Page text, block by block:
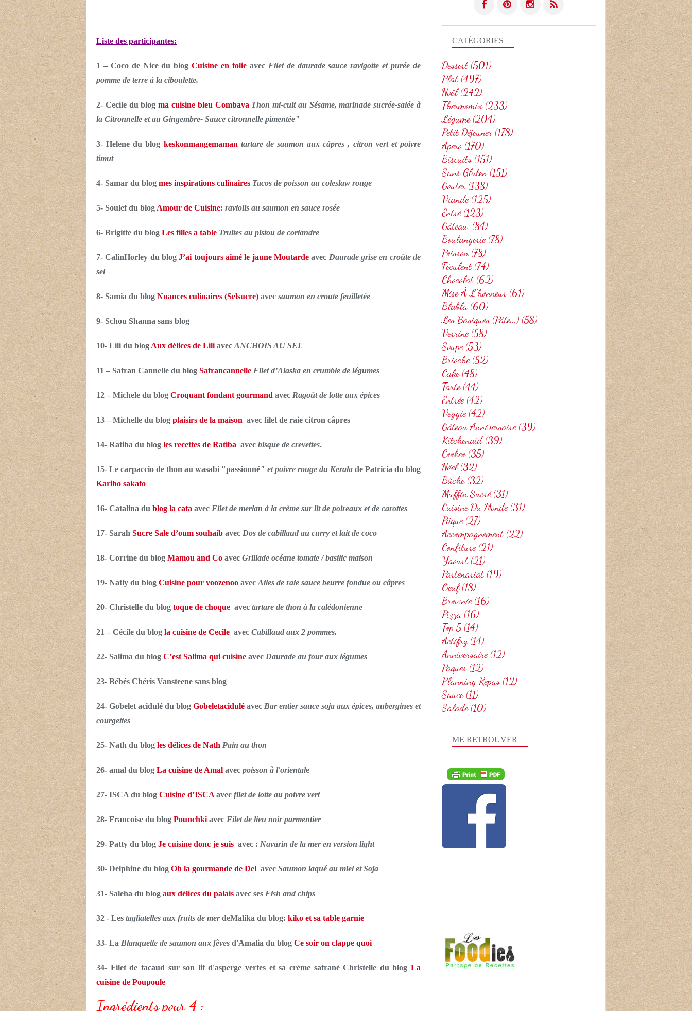
Liste des participantes:
1 – Coco de Nice du blogCuisine en folie avec Filet de daurade sauce ravigotte et purée de
pomme de terre à la ciboulette.
2- Cecile du blogma cuisine bleu Combava Thon mi-cuit au Sésame, marinade sucrée-salée à
la Citronnelle et au Gingembre- Sauce citronnelle pimentée"
3- Helene du blog keskonmangemaman tartare de saumon aux câpres , citron vert et poivre
timut
4- Samar du blog mes inspirations culinaires Tacos de poisson au coleslaw rouge
5- Soulef du blog Amour de Cuisine: raviolis au saumon en sauce rosée
6- Brigitte du blog Les filles a table Truites au pistou de coriandre
7- CalinHorley du blog J’ai toujours aimé le jaune Moutarde avec Daurade grise en croûte de
sel
8- Samia du blog Nuances culinaires (Selsucre) avec saumon en croute feuilletée
9- Schou Shanna sans blog
10- Lili du blog Aux délices de Lili avec ANCHOIS AU SEL
11 – Safran Cannelle du blog Safrancannelle Filet d’Alaska en crumble de légumes
12 – Michele du blog Croquant fondant gourmand avec Ragoût de lotte aux épices
13 – Michelle du blog plaisirs de la maison avec filet de raie citron câpres
14- Ratiba du blog les recettes de Ratiba avec bisque de crevettes.
15- Le carpaccio de thon au wasabi "passionné" et poivre rouge du Keralade Patricia du blog
Karibo sakafo
16- Catalina du blog la cata avec Filet de merlan à la crème sur lit de poireaux et de carottes
17- Sarah Sucre Sale d’oum souhaib avec Dos de cabillaud au curry et lait de coco
18- Corrine du blog Mamou and Co avec Grillade océane tomate / basilic maison
19- Natly du blog Cuisine pour voozenoo avec Ailes de raie sauce beurre fondue ou câpres
20- Christelle du blog toque de choque avec tartare de thon à la calédonienne
21 – Cécile du blog la cuisine de Cecile avec Cabillaud aux 2 pommes.
22- Salima du blog C’est Salima qui cuisine avec Daurade au four aux légumes
23- Bébés Chéris Vansteene sans blog
24- Gobelet acidulé du blog Gobeletacidulé avec Bar entier sauce soja aux épices, aubergines et
courgettes
25- Nath du blog les délices de Nath Pain au thon
26- amal du blog La cuisine de Amal avec poisson à l'orientale
27- ISCA du blog Cuisine d’ISCA avec filet de lotte au poivre vert
28- Francoise du blog Pounchki avec Filet de lieu noir parmentier
29- Patty du blog Je cuisine donc je suis avec : Navarin de la mer en version light
30- Delphine du blog Oh la gourmande de Del avec Saumon laqué au miel et Soja
31- Saleha du blog aux délices du palais avec ses Fish and chips
32 - Les tagliatelles aux fruits de merdeMalika du blog: kiko et sa table garnie
33- La Blanquette de saumon aux fèves d'Amalia du blog Ce soir on clappe quoi
34- Filet de tacaud sur son lit d'asperge vertes et sa crème safrané Christelle du blog La
cuisine de Poupoule
Ingrédients pour 4 :
CATÉGORIES
Dessert(501)
Plat(497)
Noël(242)
Thermomix(233)
Légume(204)
Petit Déjeuner (178)
Apero(170)
Biscuits(151)
Sans Gluten(151)
Gouter (138)
Viande(125)
Entré(123)
Gâteau, (84)
Boulangerie(78)
Poisson(78)
Féculent(74)
Chocolat(62)
Mise À L'honneur (61)
Blabla(60)
Les Basiques (pâte...) (58)
Verrine(58)
Soupe(53)
Brioche(52)
Cake(48)
Tarte(44)
Entrée(42)
Veggie(42)
Gâteau Anniversaire(39)
Kitchenaid(39)
Cookeo(35)
Nöel(32)
Bûche(32)
Muffin Sucré(31)
Cuisine Du Monde(31)
Pâque(27)
Accompagnement(22)
Confiture(21)
Yaourt(21)
Partenariat(19)
Oeuf(18)
Brownie(16)
Pizza(16)
Top 5 (14)
Actifry(14)
Anniversaire(12)
Paques(12)
Planning Repas(12)
Sauce(11)
Salade(10)
ME RETROUVER